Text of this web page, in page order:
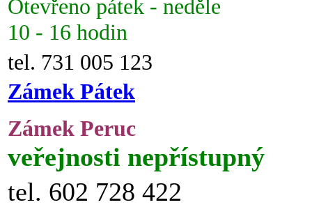
Otevřeno pátek - neděle
10 - 16 hodin
tel. 731 005 123
Zámek Pátek
Zámek Peruc
veřejnosti nepřístupný
tel. 602 728 422